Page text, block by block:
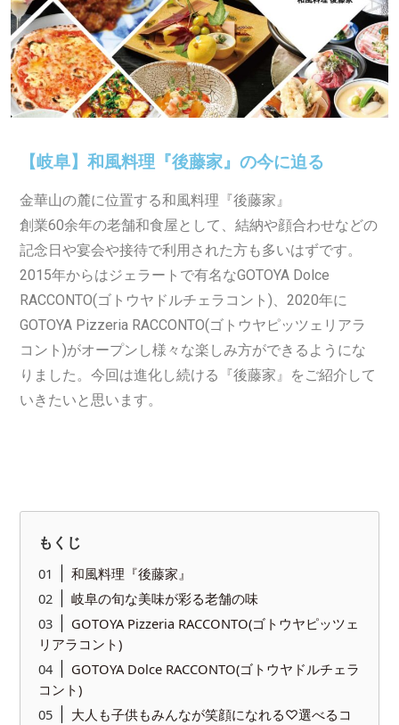
【岐阜】和風料理『後藤家』の今に迫る
金華山の麓に位置する和風料理『後藤家』
創業60余年の老舗和食屋として、結納や顔合わせなどの
記念日や宴会や接待で利用された方も多いはずです。
2015年からはジェラートで有名なGOTOYA Dolce
RACCONTO(ゴトウヤドルチェラコント)、2020年に
GOTOYA Pizzeria RACCONTO(ゴトウヤピッツェリアラ
コント)がオープンし様々な楽しみ方ができるようにな
りました。今回は進化し続ける『後藤家』をご紹介して
いきたいと思います。
もくじ
和風料理『後藤家』
岐阜の旬な美味が彩る老舗の味
GOTOYA Pizzeria RACCONTO(ゴトウヤピッツェ
リアラコント)
GOTOYA Dolce RACCONTO(ゴトウヤドルチェラ
コント)
大人も子供もみんなが笑顔になれる♡選べるコ